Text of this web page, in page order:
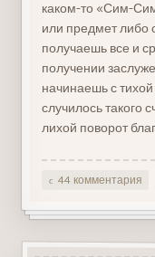
каком-то «Сим-
или предмет либо
получаешь все и
получении
начинаешь с
случилось такого
лихой поворот
44 комментария